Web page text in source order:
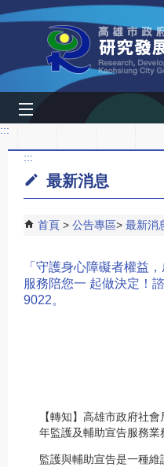
跳到主要內容區塊
:::
:::
最新消息
首頁 公告專區 最新消
「守護身心障礙者權益
服務陪您一 起做決定！
9022。
【轉知】高雄市政府社
年監護及輔助宣告服務業
監護與輔助宣告是一種